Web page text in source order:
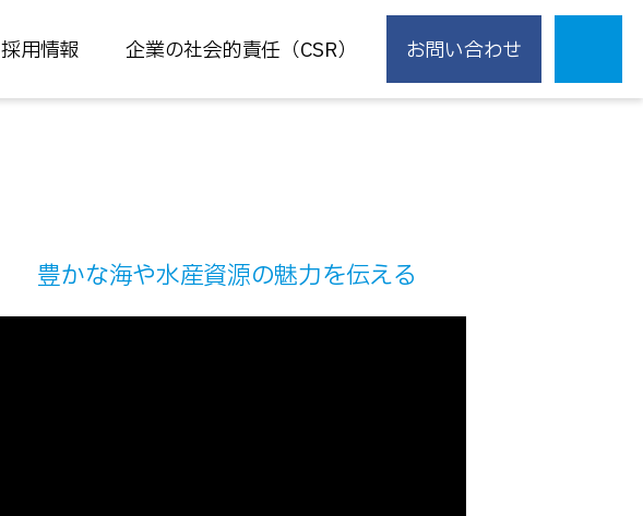
採用情報 企業の社会的責任（CSR） お問い合わせ
豊かな海や水産資源の魅力を伝える